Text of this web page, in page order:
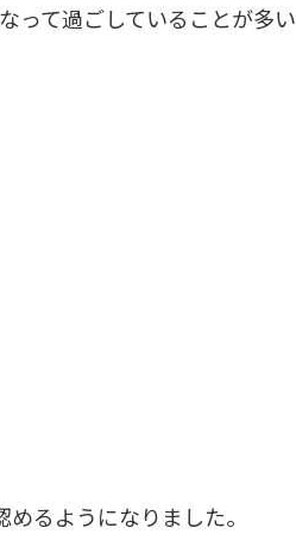
って過ごしていることが多い
るようになりました。